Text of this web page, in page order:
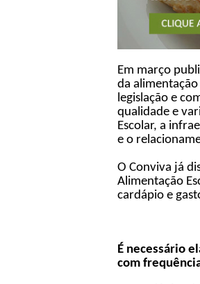
Em março
da
legislação e
qualidade e
Escolar, a
e o
O Conviva já
Alimentação
cardápio e
É necessário
com